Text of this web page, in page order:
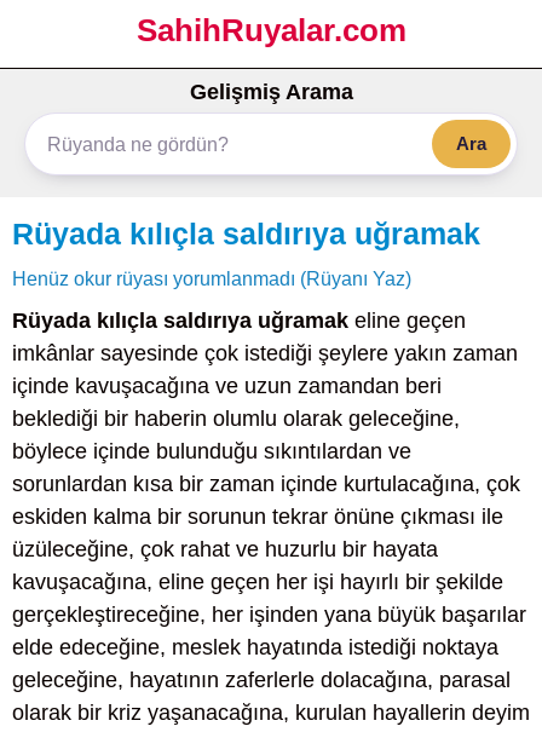
SahihRuyalar.com
Gelişmiş Arama
Ara
Rüyada kılıçla saldırıya uğramak
Henüz okur rüyası yorumlanmadı (Rüyanı Yaz)
Rüyada kılıçla saldırıya uğramak eline geçen
imkânlar sayesinde çok istediği şeylere yakın zaman
içinde kavuşacağına ve uzun zamandan beri
beklediği bir haberin olumlu olarak geleceğine,
böylece içinde bulunduğu sıkıntılardan ve
sorunlardan kısa bir zaman içinde kurtulacağına, çok
eskiden kalma bir sorunun tekrar önüne çıkması ile
üzüleceğine, çok rahat ve huzurlu bir hayata
kavuşacağına, eline geçen her işi hayırlı bir şekilde
gerçekleştireceğine, her işinden yana büyük başarılar
elde edeceğine, meslek hayatında istediği noktaya
geleceğine, hayatının zaferlerle dolacağına, parasal
olarak bir kriz yaşanacağına, kurulan hayallerin deyim